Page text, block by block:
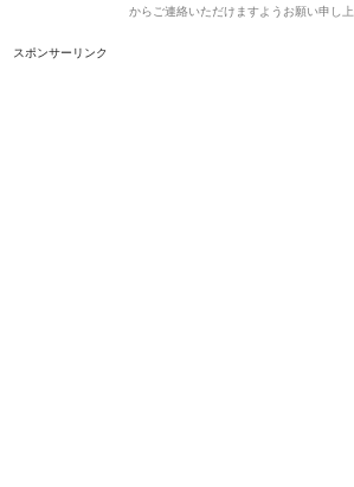
からご連絡いただけますようお願い申し上
スポンサーリンク